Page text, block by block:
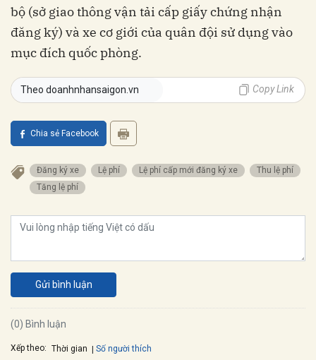
bộ (sở giao thông vận tải cấp giấy chứng nhận
đăng ký) và xe cơ giới của quân đội sử dụng vào
mục đích quốc phòng.
Theo doanhnhansaigon.vn Copy Link
Chia sẻ Facebook
Đăng ký xe Lệ phí Lệ phí cấp mới đăng ký xe
Thu lệ phí
Tăng lệ phí
Gửi bình luận
(0) Bình luận
Xếp theo: Thời gian Số người thích